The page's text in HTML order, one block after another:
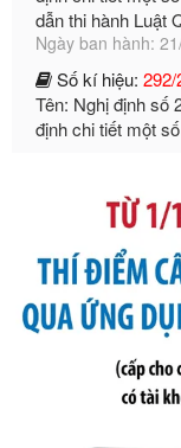
Số kí hiệu:
Tên: Nghị định số
định chi tiết một
dẫn thi hành Luật
Ngày ban hành:
bỏ Thông tư số
2019 của Bộ
phạt vi phạm
Ngày ban hành:
Số kí hiệu:
Tên: Nghị định số
đổi, bổ sung một
ngày 19 tháng 10
phạt vi phạm
sung bởi Nghị